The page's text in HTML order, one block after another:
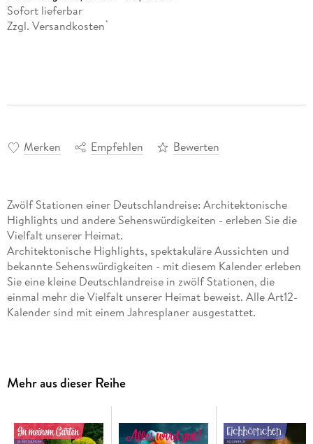
Sofort lieferbar
Zzgl. Versandkosten *
Merken Empfehlen Bewerten
Zwölf Stationen einer Deutschlandreise: Architektonische
Highlights und andere Sehenswürdigkeiten - erleben Sie die
Vielfalt unserer Heimat.
Architektonische Highlights, spektakuläre Aussichten und
bekannte Sehenswürdigkeiten - mit diesem Kalender erleben
Sie eine kleine Deutschlandreise in zwölf Stationen, die
einmal mehr die Vielfalt unserer Heimat beweist. Alle Art12-
Kalender sind mit einem Jahresplaner ausgestattet.
cm, (aufgeklappt 30x60 cm)
Auf Papier ausnachhaltiger Forstwirtschaftin
Deutschland produziert
Mehr aus dieser Reihe